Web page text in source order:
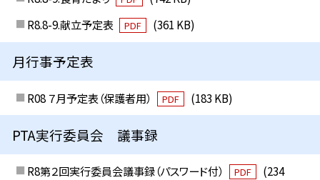
R8.8-9.献立予定表
PDF (361 KB)
月行事予定表
R08 ７月予定表（保護者用） PDF (183 KB)
PTA実行委員会 議事録
R8第２回実行委員会議事録（パスワード付） PDF
(234